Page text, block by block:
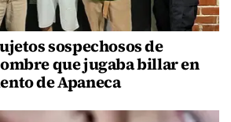
sospechosos de
que jugaba billar en
de Apaneca